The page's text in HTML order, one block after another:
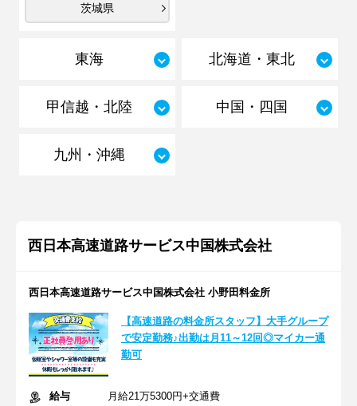
茨城県
東海 北海道・東北
甲信越・北陸 中国・四国
九州・沖縄
西日本高速道路サービス中国株式会社
西日本高速道路サービス中国株式会社 小野田料金所
【高速道路の料金所スタッフ】大手グループ
で安定勤務♪出勤は月11～12回◎マイカー通
勤可
給与
月給21万5300円+交通費